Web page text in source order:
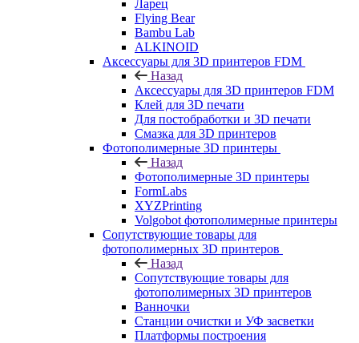
Ларец
Flying Bear
Bambu Lab
ALKINOID
Аксессуары для 3D принтеров FDM
Назад
Аксессуары для 3D принтеров FDM
Клей для 3D печати
Для постобработки и 3D печати
Смазка для 3D принтеров
Фотополимерные 3D принтеры
Назад
Фотополимерные 3D принтеры
FormLabs
XYZPrinting
Volgobot фотополимерные принтеры
Сопутствующие товары для
фотополимерных 3D принтеров
Назад
Сопутствующие товары для
фотополимерных 3D принтеров
Ванночки
Станции очистки и УФ засветки
Платформы построения